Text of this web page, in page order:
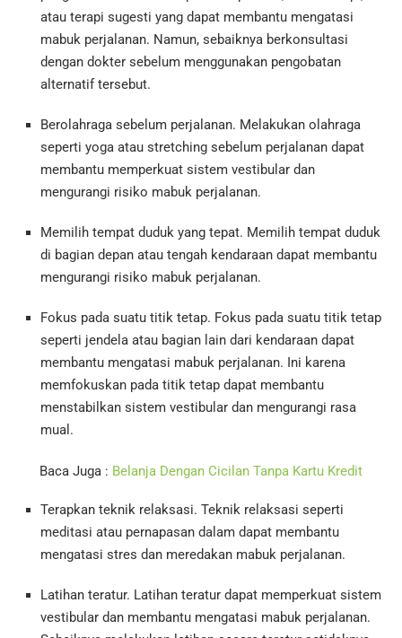
atau terapi sugesti yang dapat membantu mengatasi
mabuk perjalanan. Namun, sebaiknya berkonsultasi
dengan dokter sebelum menggunakan pengobatan
alternatif tersebut.
Berolahraga sebelum perjalanan. Melakukan olahraga
seperti yoga atau stretching sebelum perjalanan dapat
membantu memperkuat sistem vestibular dan
mengurangi risiko mabuk perjalanan.
Memilih tempat duduk yang tepat. Memilih tempat duduk
di bagian depan atau tengah kendaraan dapat membantu
mengurangi risiko mabuk perjalanan.
Fokus pada suatu titik tetap. Fokus pada suatu titik tetap
seperti jendela atau bagian lain dari kendaraan dapat
membantu mengatasi mabuk perjalanan. Ini karena
memfokuskan pada titik tetap dapat membantu
menstabilkan sistem vestibular dan mengurangi rasa
mual.
Baca Juga : Belanja Dengan Cicilan Tanpa Kartu Kredit
Terapkan teknik relaksasi. Teknik relaksasi seperti
meditasi atau pernapasan dalam dapat membantu
mengatasi stres dan meredakan mabuk perjalanan.
Latihan teratur. Latihan teratur dapat memperkuat sistem
vestibular dan membantu mengatasi mabuk perjalanan.